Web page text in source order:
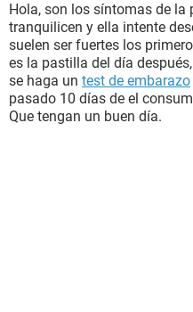
Hola, son los síntomas de la
tranquilicen y ella intente
suelen ser fuertes los
es la pastilla del día
se haga un test de embarazo
pasado 10 días de el
Que tengan un buen día.